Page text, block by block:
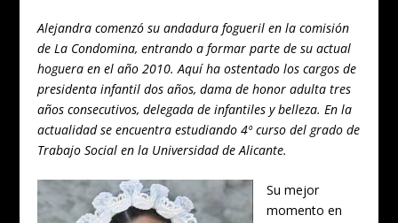
Alejandra comenzó su andadura fogueril en la comisión
de La Condomina, entrando a formar parte de su actual
hoguera en el año 2010. Aquí ha ostentado los cargos de
presidenta infantil dos años, dama de honor adulta tres
años consecutivos, delegada de infantiles y belleza. En la
actualidad se encuentra estudiando 4º curso del grado de
Trabajo Social en la Universidad de Alicante.
Su mejor
momento en